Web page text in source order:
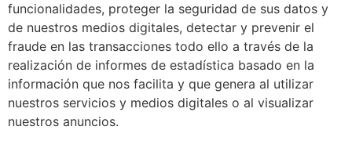
funcionalidades, proteger la seguridad de sus datos y
de nuestros medios digitales, detectar y prevenir el
fraude en las transacciones todo ello a través de la
realización de informes de estadística basado en la
información que nos facilita y que genera al utilizar
nuestros servicios y medios digitales o al visualizar
nuestros anuncios.